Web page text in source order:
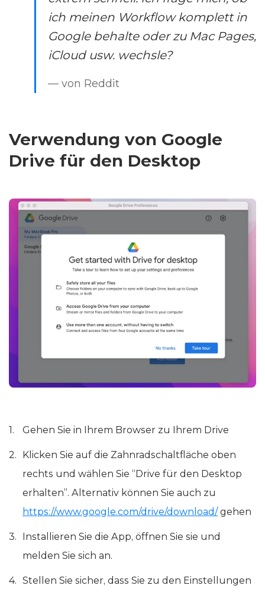
ich meinen Workflow komplett in
Google behalte oder zu Mac Pages,
iCloud usw. wechsle?
— von Reddit
Verwendung von Google
Drive für den Desktop
Gehen Sie in Ihrem Browser zu Ihrem Drive
Klicken Sie auf die Zahnradschaltfläche oben
rechts und wählen Sie “Drive für den Desktop
erhalten”. Alternativ können Sie auch zu
https://www.google.com/drive/download/gehen
Installieren Sie die App, öffnen Sie sie und
melden Sie sich an.
Stellen Sie sicher, dass Sie zu den Einstellungen